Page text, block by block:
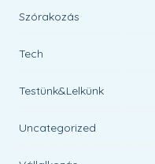
Szórakozás
Tech
Testünk&Lelkünk
Uncategorized